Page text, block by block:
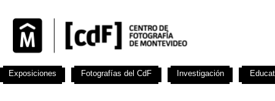
Exposiciones Fotografías del CdF Investigación